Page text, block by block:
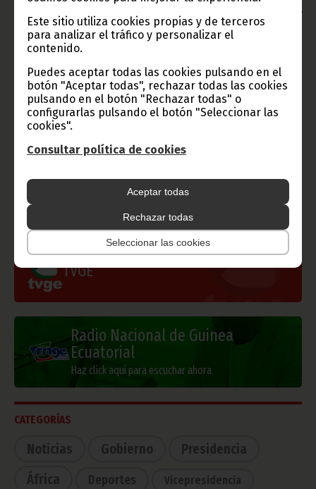
Este sitio utiliza cookies propias y de terceros
para analizar el tráfico y personalizar el
contenido.
Puedes aceptar todas las cookies pulsando en el
botón "Aceptar todas", rechazar todas las cookies
pulsando en el botón "Rechazar todas" o
configurarlas pulsando el botón "Seleccionar las
cookies".
Consultar política de cookies
Aceptar todas
Rechazar todas
Seleccionar las cookies
lugar, con la mención de la fuente de origen de la misma
(Oficina de Información y Prensa de Guinea Ecuatorial).
Gobierno e Instituciones
Información de Guinea Ecuatorial
TVGE
Radio Nacional de Guinea
Ecuatorial
Haz click aquí para escuchar ahora
CATEGORÍAS
Noticias Gobierno
Presidencia
África
Deportes Vicepresidencia